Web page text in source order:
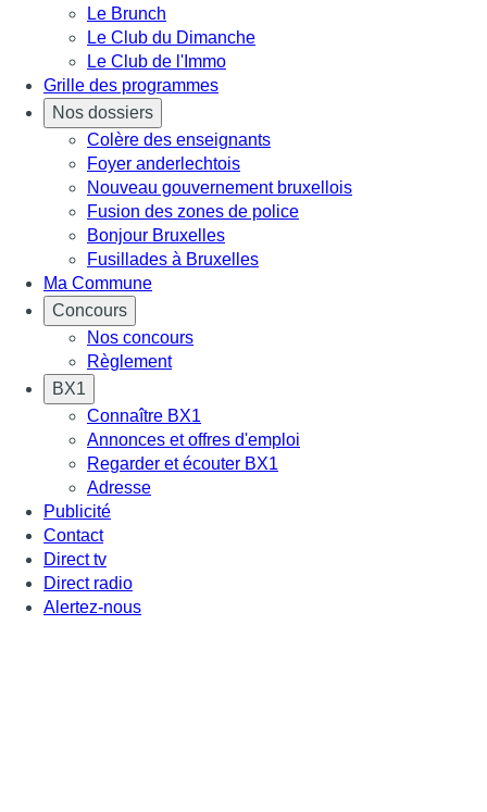
Le Brunch
Le Club du Dimanche
Le Club de l'Immo
Grille des programmes
Nos dossiers
Colère des enseignants
Foyer anderlechtois
Nouveau gouvernement bruxellois
Fusion des zones de police
Bonjour Bruxelles
Fusillades à Bruxelles
Ma Commune
Concours
Nos concours
Règlement
BX1
Connaître BX1
Annonces et offres d'emploi
Regarder et écouter BX1
Adresse
Publicité
Contact
Direct tv
Direct radio
Alertez-nous